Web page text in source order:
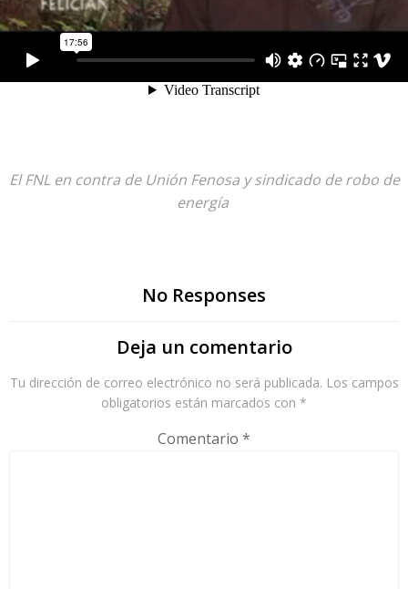
El FNL en contra de Unión Fenosa y sindicado de robo de
energía
No Responses
Deja un comentario
Tu dirección de correo electrónico no será publicada. Los campos
obligatorios están marcados con *
Comentario *